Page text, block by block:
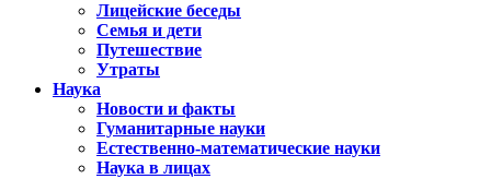
Лицейские беседы
Семья и дети
Путешествие
Утраты
Наука
Новости и факты
Гуманитарные науки
Естественно-математические науки
Наука в лицах